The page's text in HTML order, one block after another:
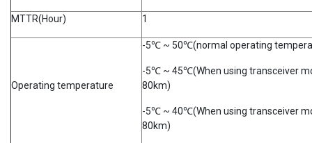
MTTR(Hour) 1
Operating temperature
-5℃ ~ 50℃(normal operating
-5℃ ~ 45℃(When using transceiver
80km)
-5℃ ~ 40℃(When using transceiver
80km)